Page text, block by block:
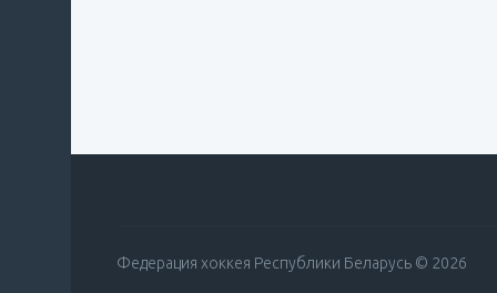
Федерация хоккея Республики Беларусь © 2026